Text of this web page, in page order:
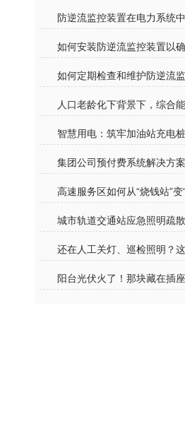
防逆流监控装置在电力系统
如何定期检查和维护防逆流
智慧用电：筑牢加油站充电
集团公司预付费系统解决方案
城市轨道交通站应急照明疏